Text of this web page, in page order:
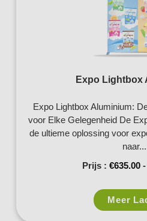
Expo Lightbox
Expo Lightbox Aluminium:
voor Elke Gelegenheid De
de ultieme oplossing voor
naar...
Prijs : €635.00 -
Meer